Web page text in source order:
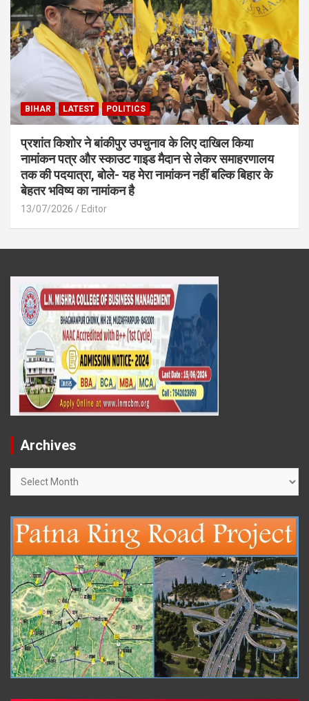
BIHAR LATEST POLITICS
प्रशांत किशोर ने बांकीपुर उपचुनाव के लिए दाखिल किया
नामांकन पत्र और स्काउट गाइड मैदान से लेकर समाहरणालय
तक की पदयात्रा, बोले- यह मेरा नामांकन नहीं बल्कि बिहार के
बेहतर भविष्य का नामांकन है
13/07/2026 Editor
Archives